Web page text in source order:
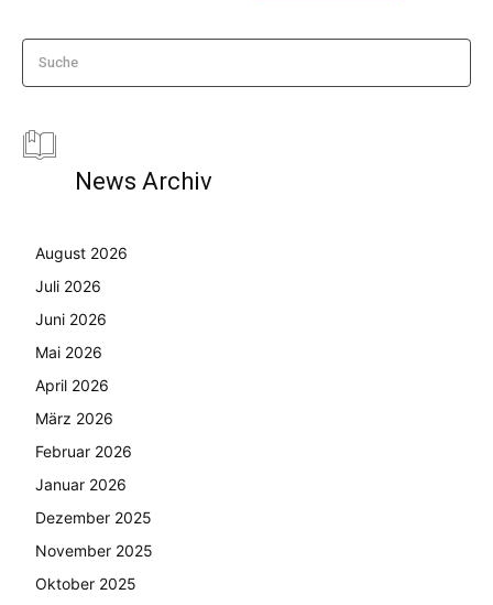
Suche
News Archiv
August 2026
Juli 2026
Juni 2026
Mai 2026
April 2026
März 2026
Februar 2026
Januar 2026
Dezember 2025
November 2025
Oktober 2025